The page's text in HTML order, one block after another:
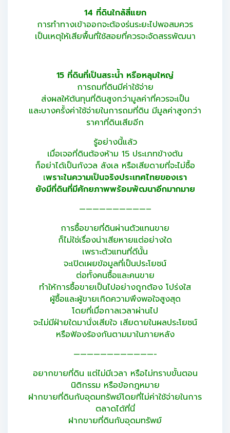
14 ที่ดินใกล้สี่แยก
การทำทางเข้าออกจะต้องร่นระยะไปพอสมควร
เป็นเหตุให้เสียพื้นที่ใช้สอยที่ควรจะจัดสรรพัฒนา
15 ที่ดินที่เป็นสระน้ำ หรือหลุมใหญ่
การถมที่ดินมีค่าใช้จ่าย
ส่งผลให้ต้นทุนที่ดินสูงกว่ามูลค่าที่ควรจะเป็น
และบางครั้งค่าใช้จ่ายในการถมที่ดิน มีมูลค่าสูงกว่า
ราคาที่ดินเสียอีก
รู้อย่างนี้แล้ว
เมื่อเจอที่ดินต้องห้าม 15 ประเภทข้างต้น
ก็อย่าได้เป็นกังวล ลังเล หรือเสียดายที่จะไม่ซื้อ
เพราะในความเป็นจริงประเทศไทยของเรา
ยังมีที่ดินที่มีศักยภาพพร้อมพัฒนาอีกมากมาย
——————————–
การซื้อขายที่ดินผ่านตัวแทนขาย
ก็ไม่ใช่เรื่องน่าเสียหายแต่อย่างใด
เพราะตัวแทนที่ดีนั้น
จะเปิดเผยข้อมูลที่เป็นประโยชน์
ต่อทั้งคนซื้อและคนขาย
ทำให้การซื้อขายเป็นไปอย่างถูกต้อง โปร่งใส
ผู้ซื้อและผู้ขายเกิดความพึงพอใจสูงสุด
โดยที่เมื่อกาลเวลาผ่านไป
จะไม่มีฝ่ายใดมานั่งเสียใจ เสียดายในผลประโยชน์
หรือฟ้องร้องกันตามมาในภายหลัง
————————————-
อยากขายที่ดิน แต่ไม่มีเวลา หรือไม่ทราบขั้นตอน
นิติกรรม หรือข้อกฎหมาย
ฝากขายที่ดินกับอุดมทรัพย์โดยที่ไม่ค่าใช้จ่ายในการ
ตลาดได้ที่นี่
ฝากขายที่ดินกับอุดมทรัพย์